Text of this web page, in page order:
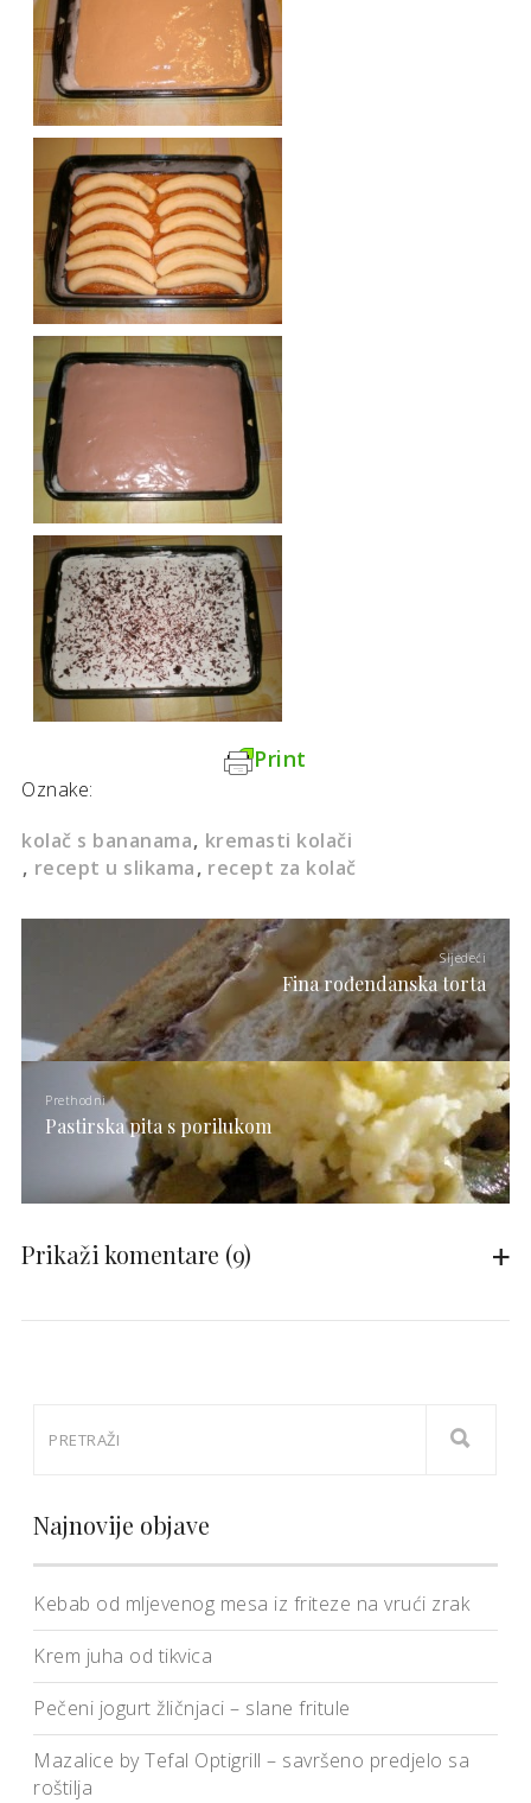
Print
Oznake:
kolač s bananama kremasti kolači
recept u slikama recept za kolač
Sljedeći
Fina rođendanska torta
Prethodni
Pastirska pita s porilukom
Prikaži komentare (9)
Najnovije objave
Kebab od mljevenog mesa iz friteze na vrući zrak
Krem juha od tikvica
Pečeni jogurt žličnjaci – slane fritule
Mazalice by Tefal Optigrill – savršeno predjelo sa
roštilja